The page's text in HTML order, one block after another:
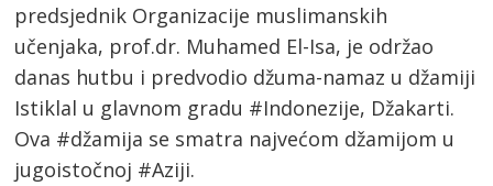
predsjednik Organizacije muslimanskih
učenjaka, prof.dr. Muhamed El-Isa, je održao
danas hutbu i predvodio džuma-namaz u džamiji
Istiklal u glavnom gradu #Indonezije, Džakarti.
Ova #džamija se smatra najvećom džamijom u
jugoistočnoj #Aziji.